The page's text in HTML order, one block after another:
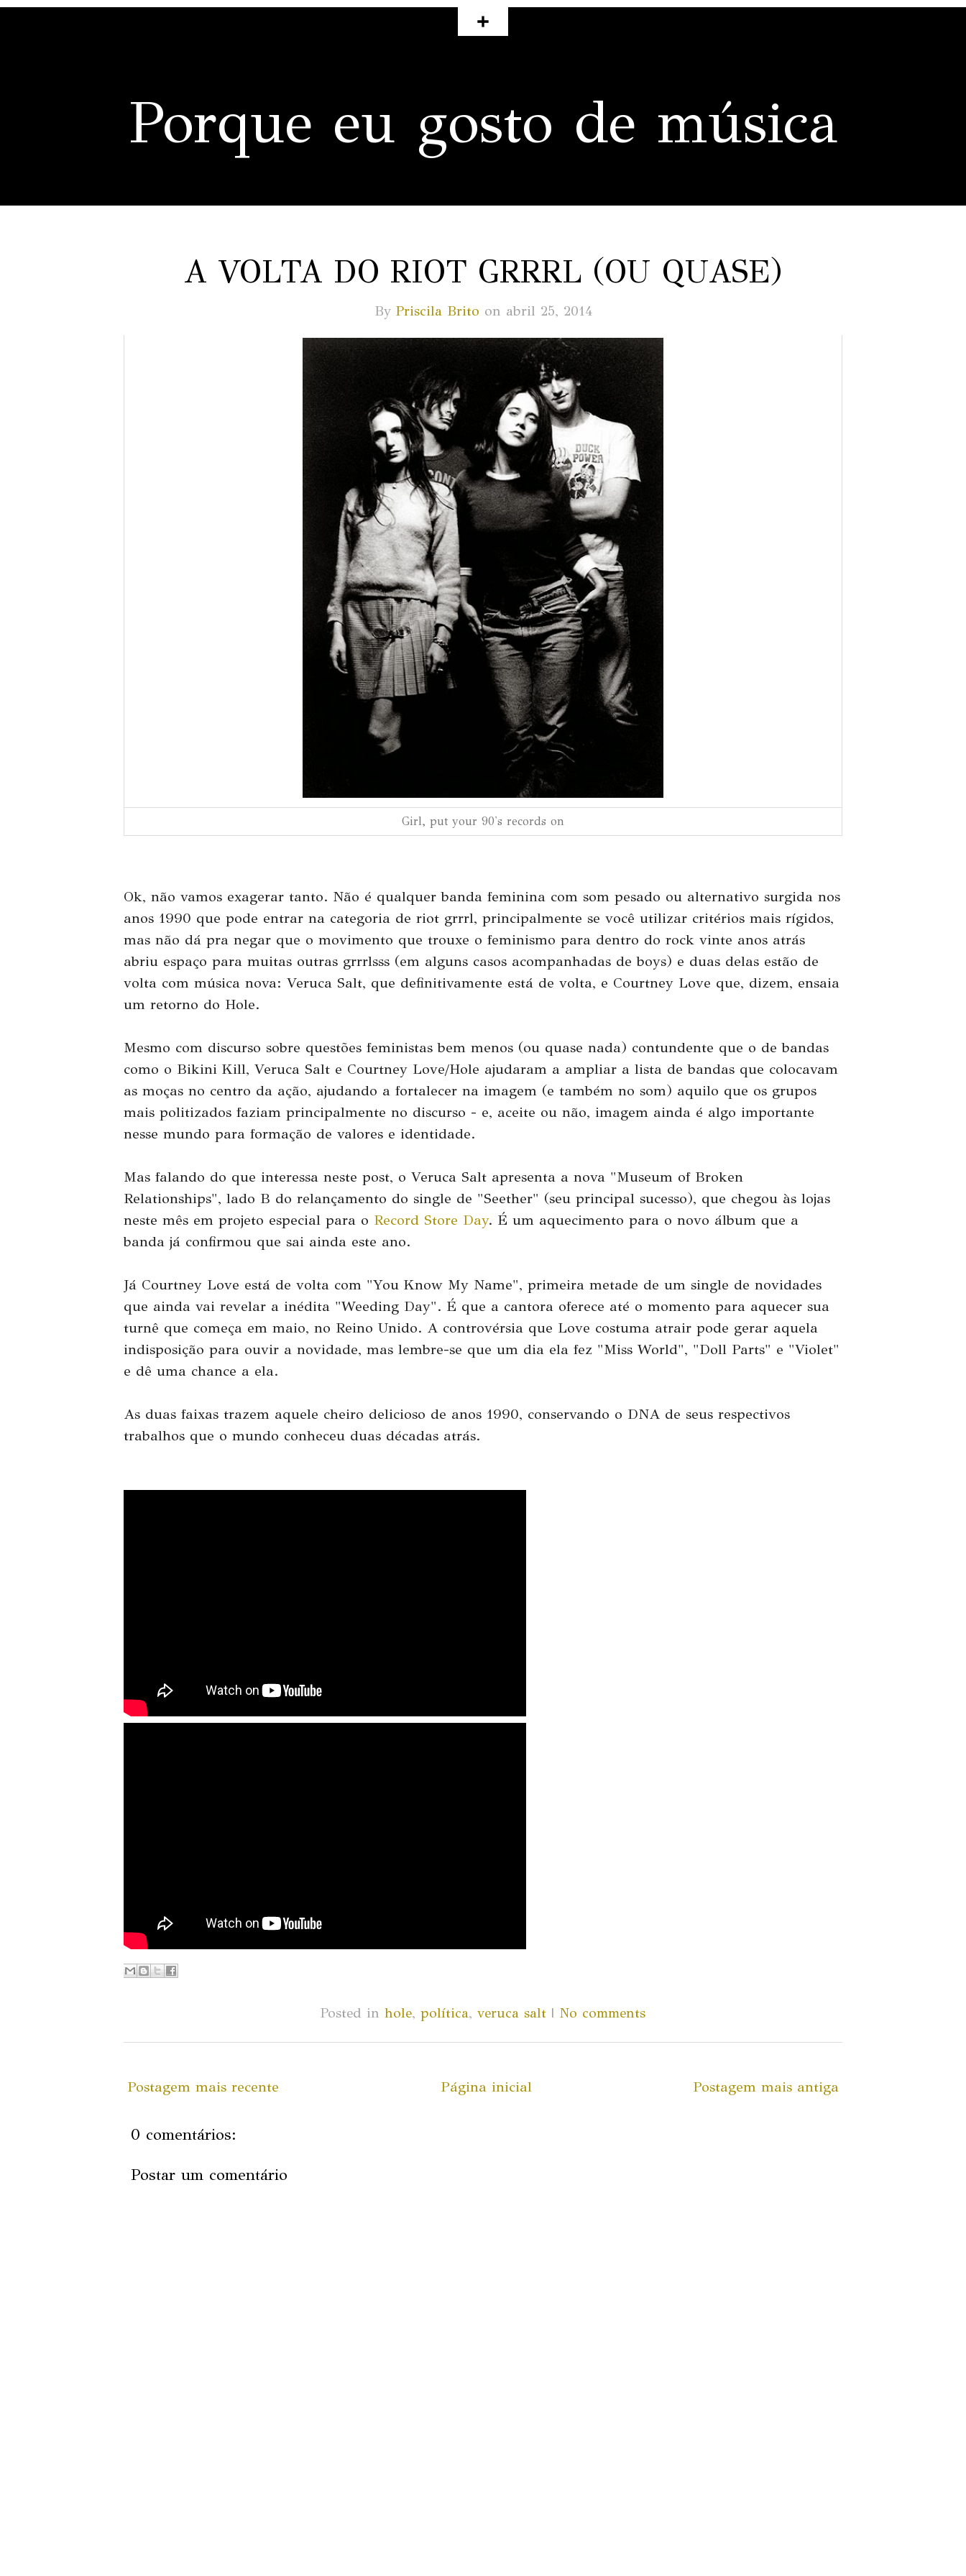
Porque eu gosto de música
A VOLTA DO RIOT GRRRL (OU QUASE)
By Priscila Brito on abril 25, 2014
Girl, put your 90's records on
Ok, não vamos exagerar tanto. Não é qualquer banda feminina com som pesado ou alternativo surgida nos
anos 1990 que pode entrar na categoria de riot grrrl, principalmente se você utilizar critérios mais rígidos,
mas não dá pra negar que o movimento que trouxe o feminismo para dentro do rock vinte anos atrás
abriu espaço para muitas outras grrrlsss (em alguns casos acompanhadas de boys) e duas delas estão de
volta com música nova: Veruca Salt, que definitivamente está de volta, e Courtney Love que, dizem, ensaia
um retorno do Hole.
Mesmo com discurso sobre questões feministas bem menos (ou quase nada) contundente que o de bandas
como o Bikini Kill, Veruca Salt e Courtney Love/Hole ajudaram a ampliar a lista de bandas que colocavam
as moças no centro da ação, ajudando a fortalecer na imagem (e também no som) aquilo que os grupos
mais politizados faziam principalmente no discurso - e, aceite ou não, imagem ainda é algo importante
nesse mundo para formação de valores e identidade.
Mas falando do que interessa neste post, o Veruca Salt apresenta a nova "Museum of Broken
Relationships", lado B do relançamento do single de "Seether" (seu principal sucesso), que chegou às lojas
neste mês em projeto especial para o Record Store Day. É um aquecimento para o novo álbum que a
banda já confirmou que sai ainda este ano.
Já Courtney Love está de volta com "You Know My Name", primeira metade de um single de novidades
que ainda vai revelar a inédita "Weeding Day". É que a cantora oferece até o momento para aquecer sua
turnê que começa em maio, no Reino Unido. A controvérsia que Love costuma atrair pode gerar aquela
indisposição para ouvir a novidade, mas lembre-se que um dia ela fez "Miss World", "Doll Parts" e "Violet"
e dê uma chance a ela.
As duas faixas trazem aquele cheiro delicioso de anos 1990, conservando o DNA de seus respectivos
trabalhos que o mundo conheceu duas décadas atrás.
Posted in hole, política, veruca salt | No comments
Postagem mais recente Postagem mais antiga
Página inicial
0 comentários:
Postar um comentário